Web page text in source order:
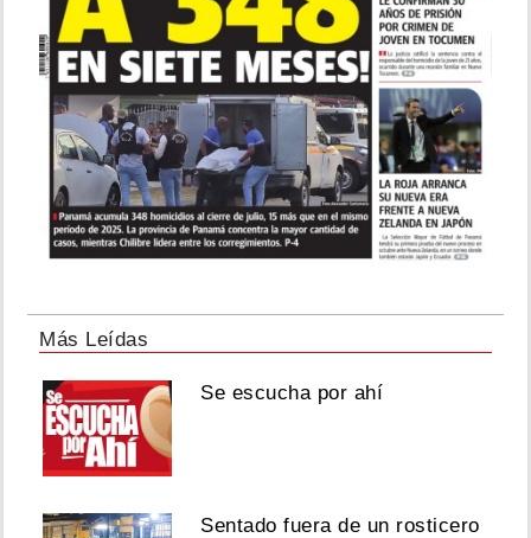
Más Leídas
Se escucha por ahí
Sentado fuera de un rosticero